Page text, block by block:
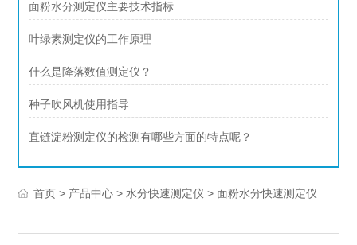
面粉水分测定仪主要技术指标
叶绿素测定仪的工作原理
什么是降落数值测定仪？
种子吹风机使用指导
直链淀粉测定仪的检测有哪些方面的特点呢？
首页 > 产品中心 > 水分快速测定仪 >面粉水分快速测定仪